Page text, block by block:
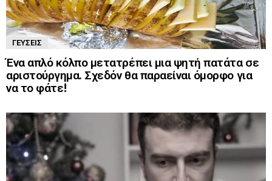
ΓΕΎΣΕΙΣ
Ένα απλό κόλπο μετατρέπει μια ψητή πατάτα σε
αριστούργημα. Σχεδόν θα παραείναι όμορφο για
να το φάτε!